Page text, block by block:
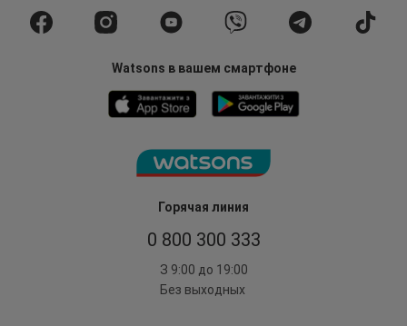
Горячая линия
0 800 300 333
З 9:00 до 19:00
Без выходных
Watsons в вашем смартфоне